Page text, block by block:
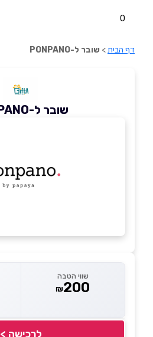
0
דף הבית> שובר ל-PONPANO
שובר ל-PONPANO
שווי הטבה
₪200
לרכישה >